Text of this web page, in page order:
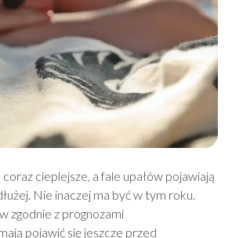
cieplejsze, a fale upałów pojawiają
Nie inaczej ma być w tym roku.
zgodnie z prognozami
pojawić się jeszcze przed